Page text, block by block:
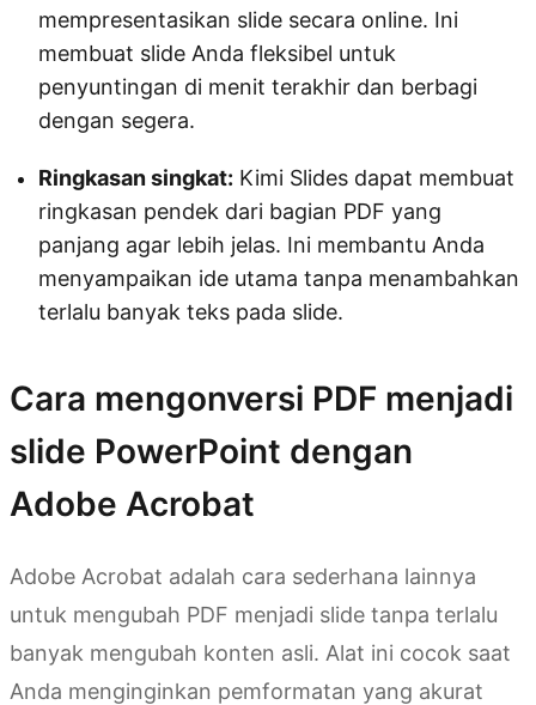
mempresentasikan slide secara online. Ini
membuat slide Anda fleksibel untuk
penyuntingan di menit terakhir dan berbagi
dengan segera.
Ringkasan singkat: Kimi Slides dapat membuat
ringkasan pendek dari bagian PDF yang
panjang agar lebih jelas. Ini membantu Anda
menyampaikan ide utama tanpa menambahkan
terlalu banyak teks pada slide.
Cara mengonversi PDF menjadi
slide PowerPoint dengan
Adobe Acrobat
Adobe Acrobat adalah cara sederhana lainnya
untuk mengubah PDF menjadi slide tanpa terlalu
banyak mengubah konten asli. Alat ini cocok saat
Anda menginginkan pemformatan yang akurat